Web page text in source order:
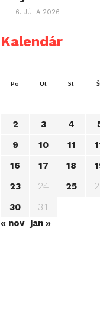
6. JÚLA 2026
Kalendár
Po Ut St
2 3 4
9 10 11
16
17 18
23
24 25
30
31
« nov jan »